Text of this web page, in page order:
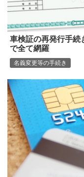
車検証の再発行手続
で全て網羅
名義変更等の手続き